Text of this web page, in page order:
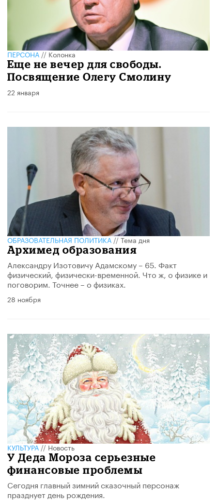
ПЕРСОНА//Колонка
​Еще не вечер для свободы.
Посвящение Олегу Смолину
22 января
ОБРАЗОВАТЕЛЬНАЯ ПОЛИТИКА//Тема дня
Архимед образования
​Александру Изотовичу Адамскому – 65. Факт
физический, физически-временной. Что ж, о физике и
поговорим. Точнее – о физиках.
28 ноября
КУЛЬТУРА//Новость
У Деда Мороза серьезные
финансовые проблемы
Сегодня главный зимний сказочный персонаж
празднует день рождения.